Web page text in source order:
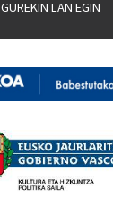
GUREKIN LAN EGIN